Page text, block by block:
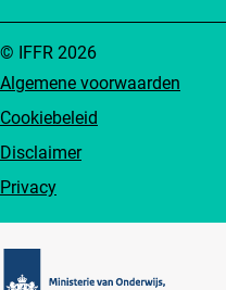
Algemene voorwaarden
Cookiebeleid
Disclaimer
Privacy
© IFFR 2026